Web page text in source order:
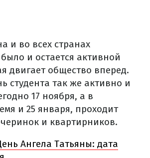
и во всех странах
и остается активной
двигает общество вперед.
студента так же активно и
17 ноября, а в
и 25 января, проходит
и квартирников.
Ангела Татьяны: дата